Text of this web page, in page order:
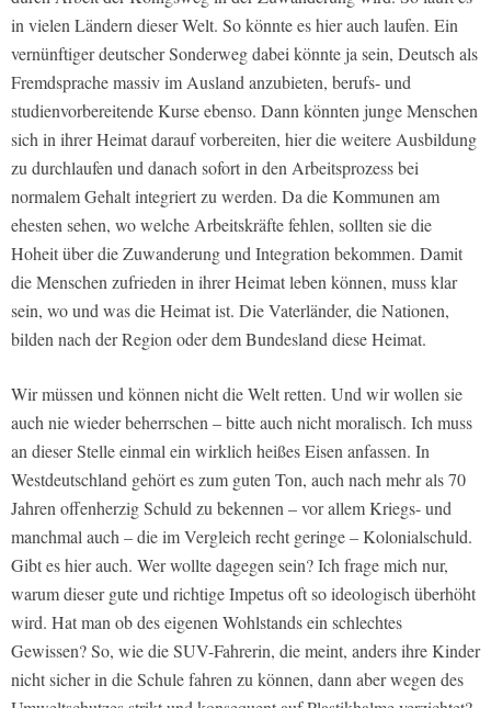
in vielen Ländern dieser Welt. So könnte es hier auch laufen. Ein
vernünftiger deutscher Sonderweg dabei könnte ja sein, Deutsch als
Fremdsprache massiv im Ausland anzubieten, berufs- und
studienvorbereitende Kurse ebenso. Dann könnten junge Menschen
sich in ihrer Heimat darauf vorbereiten, hier die weitere Ausbildung
zu durchlaufen und danach sofort in den Arbeitsprozess bei
normalem Gehalt integriert zu werden. Da die Kommunen am
ehesten sehen, wo welche Arbeitskräfte fehlen, sollten sie die
Hoheit über die Zuwanderung und Integration bekommen. Damit
die Menschen zufrieden in ihrer Heimat leben können, muss klar
sein, wo und was die Heimat ist. Die Vaterländer, die Nationen,
bilden nach der Region oder dem Bundesland diese Heimat.
Wir müssen und können nicht die Welt retten. Und wir wollen sie
auch nie wieder beherrschen – bitte auch nicht moralisch. Ich muss
an dieser Stelle einmal ein wirklich heißes Eisen anfassen. In
Westdeutschland gehört es zum guten Ton, auch nach mehr als 70
Jahren offenherzig Schuld zu bekennen – vor allem Kriegs- und
manchmal auch – die im Vergleich recht geringe – Kolonialschuld.
Gibt es hier auch. Wer wollte dagegen sein? Ich frage mich nur,
warum dieser gute und richtige Impetus oft so ideologisch überhöht
wird. Hat man ob des eigenen Wohlstands ein schlechtes
Gewissen? So, wie die SUV-Fahrerin, die meint, anders ihre Kinder
nicht sicher in die Schule fahren zu können, dann aber wegen des